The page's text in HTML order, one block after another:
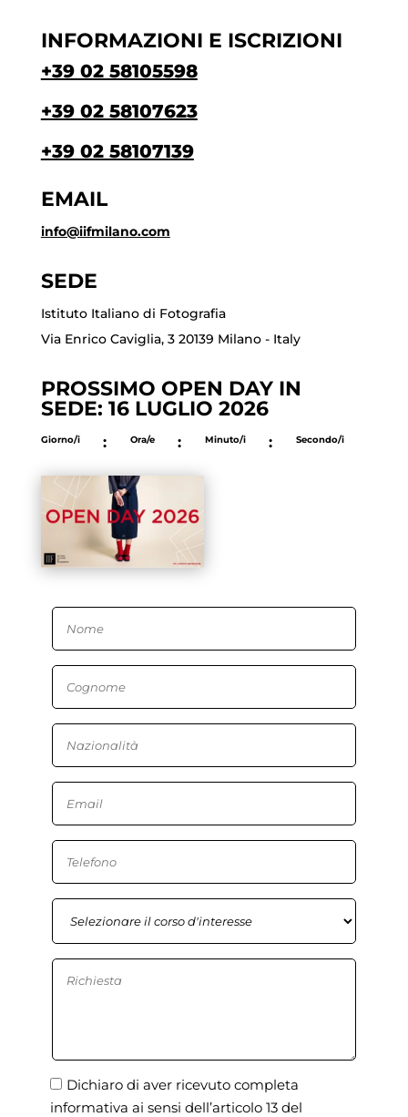
INFORMAZIONI E ISCRIZIONI
+39 02 58105598
+39 02 58107623
+39 02 58107139
EMAIL
info@iifmilano.com
SEDE
Istituto Italiano di Fotografia
Via Enrico Caviglia, 3 20139 Milano - Italy
PROSSIMO OPEN DAY IN
SEDE: 16 LUGLIO 2026
Giorno/i : Ora/e : Minuto/i : Secondo/i
Dichiaro di aver ricevuto completa
informativa ai sensi dell’articolo 13 del